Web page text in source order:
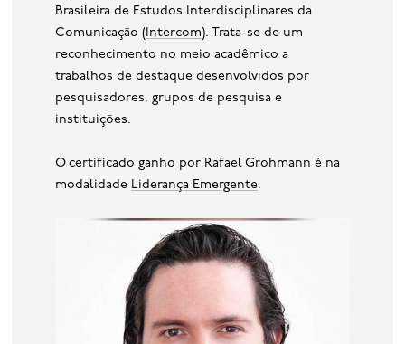
Brasileira de Estudos Interdisciplinares da
Comunicação (Intercom). Trata-se de um
reconhecimento no meio acadêmico a
trabalhos de destaque desenvolvidos por
pesquisadores, grupos de pesquisa e
instituições.
O certificado ganho por Rafael Grohmann é na
modalidade Liderança Emergente.